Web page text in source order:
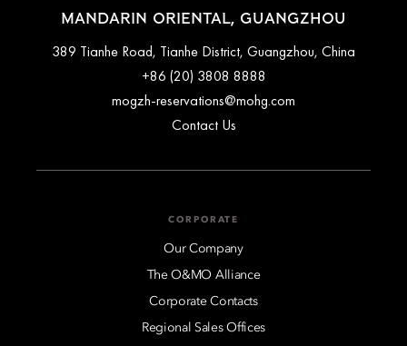
MANDARIN ORIENTAL, GUANGZHOU
389 Tianhe Road, Tianhe District, Guangzhou, China
+86 (20) 3808 8888
mogzh-reservations@mohg.com
Contact Us
CORPORATE
Our Company
The O&MO Alliance
Corporate Contacts
Regional Sales Offices